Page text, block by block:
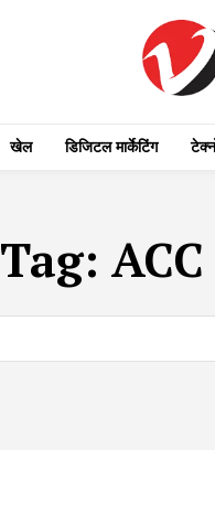
खेल डिजिटल मार्केटिंग
Tag: